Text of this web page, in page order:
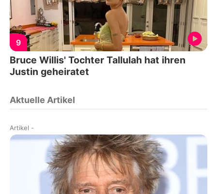
9
Bruce Willis' Tochter Tallulah hat ihren
Justin geheiratet
Aktuelle Artikel
Artikel -